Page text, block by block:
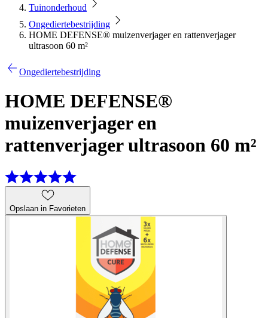
Tuinonderhoud
Ongediertebestrijding
HOME DEFENSE® muizenverjager en rattenverjager
ultrasoon 60 m²
Ongediertebestrijding
HOME DEFENSE®
muizenverjager en
rattenverjager ultrasoon 60 m²
Opslaan in Favorieten